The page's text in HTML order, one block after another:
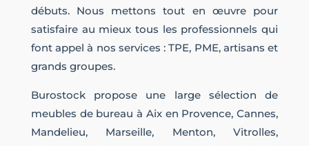
débuts. Nous mettons tout en œuvre pour
satisfaire au mieux tous les professionnels qui
font appel à nos services : TPE, PME, artisans et
grands groupes.
Burostock propose une large sélection de
meubles de bureau à Aix en Provence, Cannes,
Mandelieu, Marseille, Menton, Vitrolles,